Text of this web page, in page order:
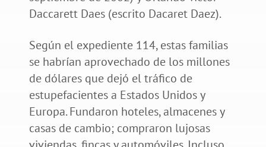
Daccarett Daes (escrito Dacaret Daez).
Según el expediente 114, estas familias
se habrían aprovechado de los millones
de dólares que dejó el tráfico de
estupefacientes a Estados Unidos y
Europa. Fundaron hoteles, almacenes y
casas de cambio; compraron lujosas